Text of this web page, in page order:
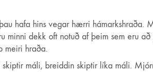
hafa hins vegar hærri hámarkshraða.
minni dekk oft notuð af þeim sem eru
meiri hraða.
máli, breiddin skiptir líka máli.